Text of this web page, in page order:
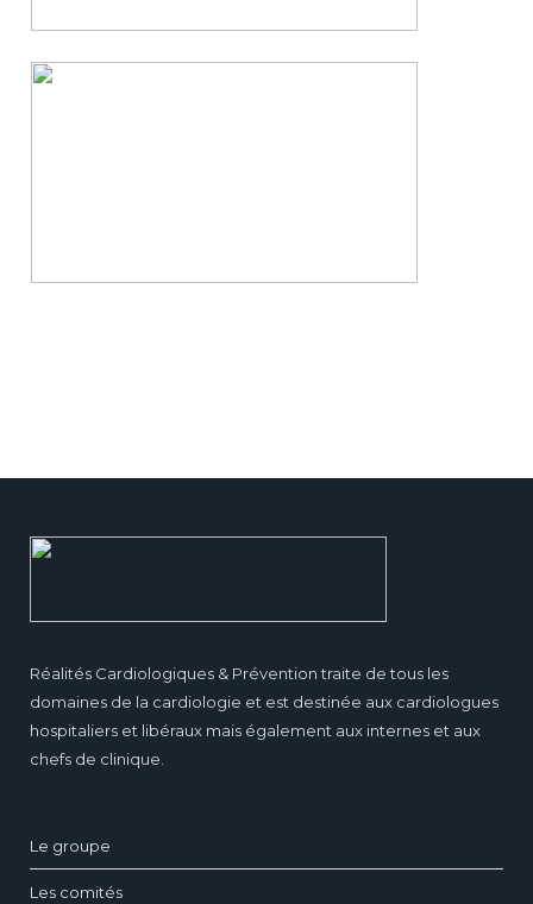
Réalités Cardiologiques & Prévention traite de tous les
domaines de la cardiologie et est destinée aux cardiologues
hospitaliers et libéraux mais également aux internes et aux
chefs de clinique.
Le groupe
Les comités